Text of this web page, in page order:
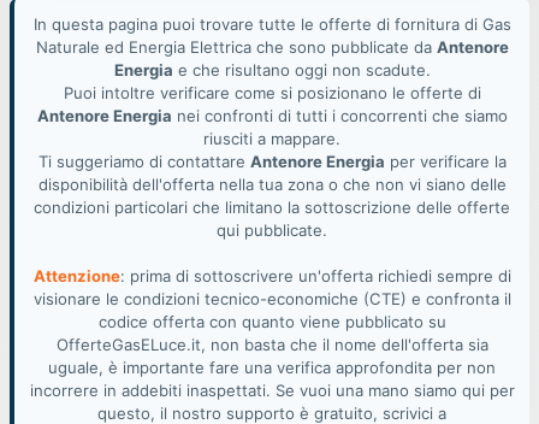
In questa pagina puoi trovare tutte le offerte di fornitura di Gas
Naturale ed Energia Elettrica che sono pubblicate da Antenore
Energia e che risultano oggi non scadute.
Puoi intoltre verificare come si posizionano le offerte di
Antenore Energia nei confronti di tutti i concorrenti che siamo
riusciti a mappare.
Ti suggeriamo di contattare Antenore Energia per verificare la
disponibilità dell'offerta nella tua zona o che non vi siano delle
condizioni particolari che limitano la sottoscrizione delle offerte
qui pubblicate.
Attenzione: prima di sottoscrivere un'offerta richiedi sempre di
visionare le condizioni tecnico-economiche (CTE) e confronta il
codice offerta con quanto viene pubblicato su
OfferteGasELuce.it, non basta che il nome dell'offerta sia
uguale, è importante fare una verifica approfondita per non
incorrere in addebiti inaspettati. Se vuoi una mano siamo qui per
questo, il nostro supporto è gratuito, scrivici a